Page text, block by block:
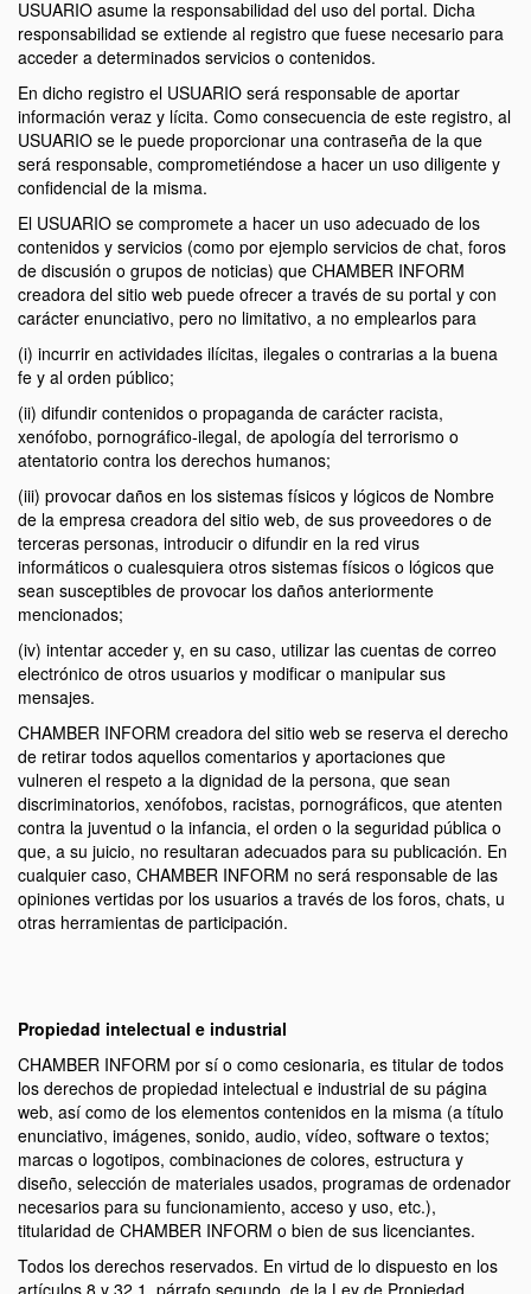
USUARIO asume la responsabilidad del uso del portal. Dicha
responsabilidad se extiende al registro que fuese necesario para
acceder a determinados servicios o contenidos.
En dicho registro el USUARIO será responsable de aportar
información veraz y lícita. Como consecuencia de este registro, al
USUARIO se le puede proporcionar una contraseña de la que
será responsable, comprometiéndose a hacer un uso diligente y
confidencial de la misma.
El USUARIO se compromete a hacer un uso adecuado de los
contenidos y servicios (como por ejemplo servicios de chat, foros
de discusión o grupos de noticias) que CHAMBER INFORM
creadora del sitio web puede ofrecer a través de su portal y con
carácter enunciativo, pero no limitativo, a no emplearlos para
(i) incurrir en actividades ilícitas, ilegales o contrarias a la buena
fe y al orden público;
(ii) difundir contenidos o propaganda de carácter racista,
xenófobo, pornográfico-ilegal, de apología del terrorismo o
atentatorio contra los derechos humanos;
(iii) provocar daños en los sistemas físicos y lógicos de Nombre
de la empresa creadora del sitio web, de sus proveedores o de
terceras personas, introducir o difundir en la red virus
informáticos o cualesquiera otros sistemas físicos o lógicos que
sean susceptibles de provocar los daños anteriormente
mencionados;
(iv) intentar acceder y, en su caso, utilizar las cuentas de correo
electrónico de otros usuarios y modificar o manipular sus
mensajes.
CHAMBER INFORM creadora del sitio web se reserva el derecho
de retirar todos aquellos comentarios y aportaciones que
vulneren el respeto a la dignidad de la persona, que sean
discriminatorios, xenófobos, racistas, pornográficos, que atenten
contra la juventud o la infancia, el orden o la seguridad pública o
que, a su juicio, no resultaran adecuados para su publicación. En
cualquier caso, CHAMBER INFORM no será responsable de las
opiniones vertidas por los usuarios a través de los foros, chats, u
otras herramientas de participación.
Propiedad intelectual e industrial
CHAMBER INFORM por sí o como cesionaria, es titular de todos
los derechos de propiedad intelectual e industrial de su página
web, así como de los elementos contenidos en la misma (a título
enunciativo, imágenes, sonido, audio, vídeo, software o textos;
marcas o logotipos, combinaciones de colores, estructura y
diseño, selección de materiales usados, programas de ordenador
necesarios para su funcionamiento, acceso y uso, etc.),
titularidad de CHAMBER INFORM o bien de sus licenciantes.
Todos los derechos reservados. En virtud de lo dispuesto en los